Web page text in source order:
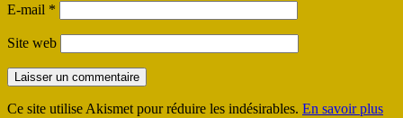
E-mail *
Site web
Ce site utilise Akismet pour réduire les indésirables. En savoir plus